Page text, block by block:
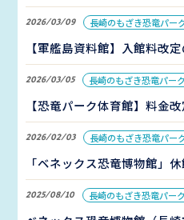
2026/03/09 長崎のもざき恐竜パー
【軍艦島資料館】入館料改
2026/03/05 長崎のもざき恐竜パーク
【恐竜パーク体育館】料金
2026/02/03 長崎のもざき恐竜パー
「ベネックス恐竜博物館」
2025/08/10 長崎のもざき恐竜パーク